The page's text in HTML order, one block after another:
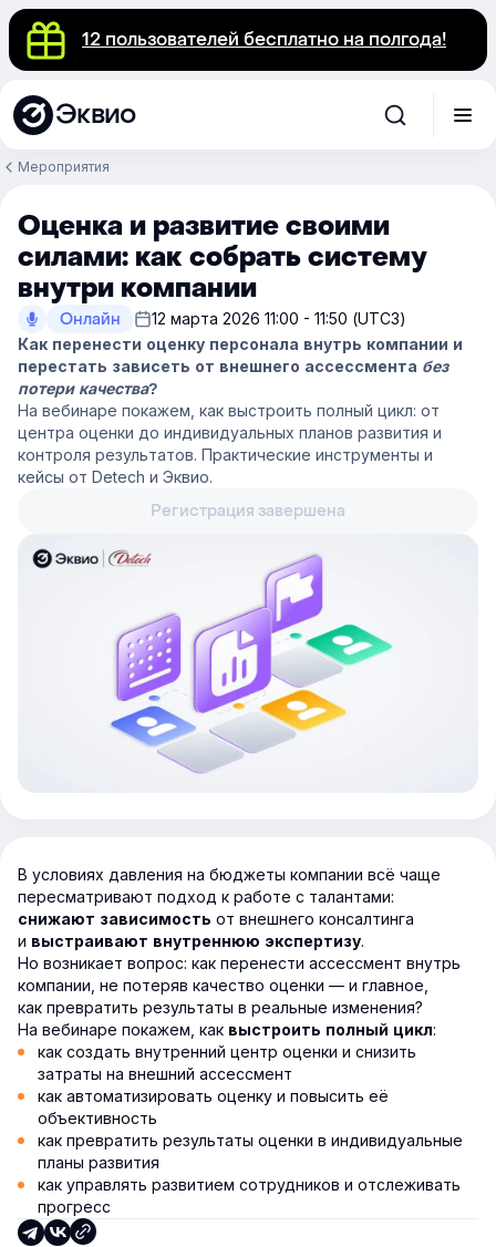
12 пользователей бесплатно на полгода!
Эквио
Мероприятия
Оценка и развитие своими
силами: как собрать систему
внутри компании
Онлайн 12 марта 2026 11:00 - 11:50 (UTC3)
Как перенести оценку персонала внутрь компании и
перестать зависеть от внешнего ассессмента без
потери качества?
На вебинаре покажем, как выстроить полный цикл: от
центра оценки до индивидуальных планов развития и
контроля результатов. Практические инструменты и
кейсы от Detech и Эквио.
Регистрация завершена
В условиях давления на бюджеты компании всё чаще
пересматривают подход к работе с талантами:
снижают зависимость от внешнего консалтинга
и выстраивают внутреннюю экспертизу.
Но возникает вопрос: как перенести ассессмент внутрь
компании, не потеряв качество оценки — и главное,
как превратить результаты в реальные изменения?
На вебинаре покажем, как выстроить полный цикл:
как создать внутренний центр оценки и снизить
затраты на внешний ассессмент
как автоматизировать оценку и повысить её
объективность
как превратить результаты оценки в индивидуальные
планы развития
как управлять развитием сотрудников и отслеживать
прогресс